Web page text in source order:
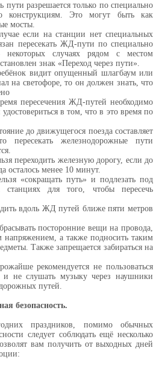
пути разрешается только по специально
конструкциям. Это могут быть как
мосты.
если на станции нет специальных
пересекать ЖД-пути по специально
некоторых случаях рядом с местом
знак «Переход через пути».
видит опущенный шлагбаум или
на светофоре, то он должен знать, что
пересечения ЖД-путей необходимо
в том, что в это время по
до движущегося поезда составляет
пересекать железнодорожные пути
переходить железную дорогу, если до
осталось менее 10 минут.
«сокращать путь» и подлезать под
для того, чтобы пересечь
вдоль ЖД путей ближе пяти метров
посторонние вещи на провода,
напряжением, а также подносить таким
Также запрещается забираться на
рекомендуется не пользоваться
не слушать музыку через наушники
путей.
безопасность.
праздников, помимо обычных
следует соблюдать ещё несколько
вам получить от выходных дней